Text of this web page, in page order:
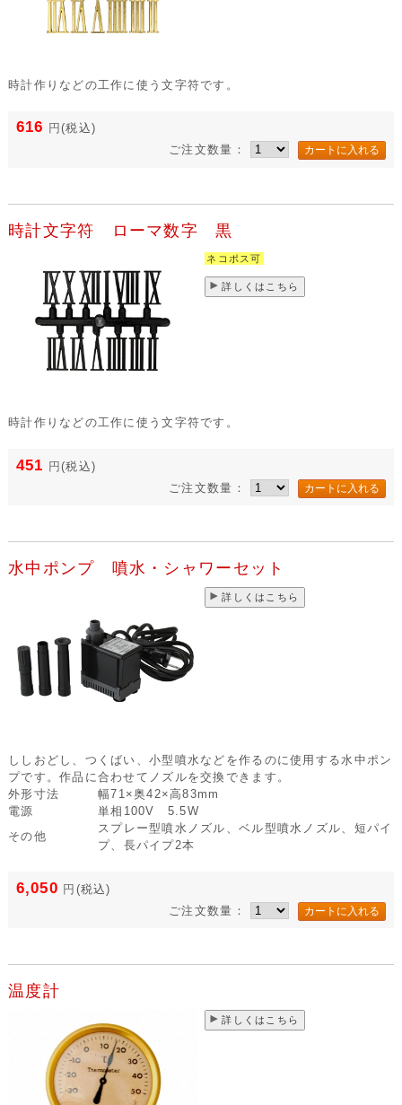
時計作りなどの工作に使う文字符です。
616 円 (税込)
ご注文数量：
時計文字符 ローマ数字 黒
ネコポス可
詳しくはこちら
時計作りなどの工作に使う文字符です。
451 円(税込)
ご注文数量：
水中ポンプ 噴水・シャワーセット
詳しくはこちら
ししおどし、つくばい、小型噴水などを作るのに使用する水中ポン
プです。作品に合わせてノズルを交換できます。
外形寸法
幅71×奥42×高83mm
電源
単相100V 5.5W
その他
スプレー型噴水ノズル、ベル型噴水ノズル、短パイ
プ、長パイプ2本
6,050 円 (税込)
ご注文数量：
温度計
詳しくはこちら